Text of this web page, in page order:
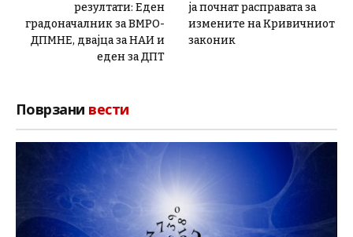
резултати: Еден
градоначалник за ВМРО-
ДПМНЕ, двајца за НАИ и
еден за ДПТ
ја почнат расправата за
измените на Кривичниот
законик
Поврзани вести